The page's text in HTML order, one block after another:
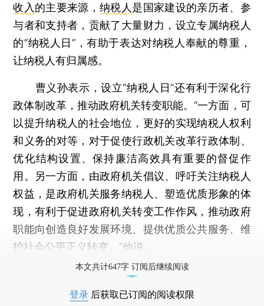
收入 的主要来源，纳税人 是国家建设的亲历者、参
与者和支持者，贡献了大量财力，设立专属纳税人
的“纳税人日”，有助于表达对纳税人奉献的尊重，
让纳税人有归属感。
曹义孙表示，设立“纳税人日”还有利于深化行
政体制改革，推动政府机关转变职能。“一方面，可
以提升纳税人的社会地位，更好的实现纳税人权利
和义务的对等，对于促使行政机关改革行政体制、
优化结构设置、保持廉洁高效具有重要的督促作
用。另一方面，由政府机关倡议、呼吁关注纳税人
权益，是政府机关服务纳税人、塑造优质形象的体
现，有利于促进政府机关转变工作作风，推动政府
职能向创造良好发展环境、提供优质公共服务、维
护社会公平正义转变。”他说。
本文共计647字 订阅后继续阅读
登录 后获取已订阅的阅读权限